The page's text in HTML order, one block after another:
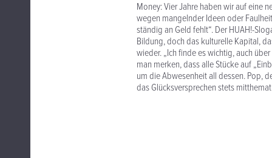
Money: Vier Jahre haben wir auf eine
wegen mangelnder Ideen oder
ständig an Geld fehlt“. Der HUAH!-
Bildung, doch das kulturelle Kapital,
wieder. „Ich finde es wichtig, auch
man merken, dass alle Stücke auf
um die Abwesenheit all dessen. Pop,
das Glücksversprechen stets